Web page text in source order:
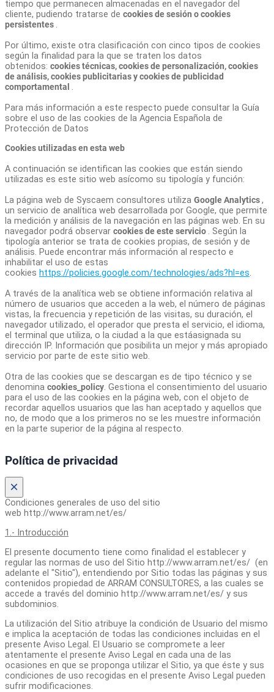
tiempo que permanecen almacenadas en el navegador del
cliente, pudiendo tratarse de cookies de sesión o cookies
persistentes .
Por último, existe otra clasificación con cinco tipos de cookies
según la finalidad para la que se traten los datos
obtenidos: cookies técnicas, cookies de personalización, cookies
de análisis, cookies publicitarias y cookies de publicidad
comportamental .
Para más información a este respecto puede consultar la Guía
sobre el uso de las cookies de la Agencia Española de
Protección de Datos
Cookies utilizadas en esta web
A continuación se identifican las cookies que están siendo
utilizadas es este sitio web asícomo su tipología y función:
La página web de Syscaem consultores utiliza Google Analytics,
un servicio de analítica web desarrollada por Google, que permite
la medición y análisis de la navegación en las páginas web. En su
navegador podrá observar cookies de este servicio . Según la
tipología anterior se trata de cookies propias, de sesión y de
análisis. Puede encontrar más información al respecto e
inhabilitar el uso de estas
cookies https://policies.google.com/technologies/ads?hl=es.
A través de la analítica web se obtiene información relativa al
número de usuarios que acceden a la web, el número de páginas
vistas, la frecuencia y repetición de las visitas, su duración, el
navegador utilizado, el operador que presta el servicio, el idioma,
el terminal que utiliza, o la ciudad a la que estáasignada su
dirección IP. Información que posibilita un mejor y más apropiado
servicio por parte de este sitio web.
Otra de las cookies que se descargan es de tipo técnico y se
denomina cookies_policy. Gestiona el consentimiento del usuario
para el uso de las cookies en la página web, con el objeto de
recordar aquellos usuarios que las han aceptado y aquellos que
no, de modo que a los primeros no se les muestre información
en la parte superior de la página al respecto.
Política de privacidad
×
Condiciones generales de uso del sitio
web http://www.arram.net/es/
1.- Introducción
El presente documento tiene como finalidad el establecer y
regular las normas de uso del Sitio http://www.arram.net/es/ (en
adelante el "Sitio"), entendiendo por Sitio todas las páginas y sus
contenidos propiedad de ARRAM CONSULTORES, a las cuales se
accede a través del dominio http://www.arram.net/es/ y sus
subdominios.
La utilización del Sitio atribuye la condición de Usuario del mismo
e implica la aceptación de todas las condiciones incluidas en el
presente Aviso Legal. El Usuario se compromete a leer
atentamente el presente Aviso Legal en cada una de las
ocasiones en que se proponga utilizar el Sitio, ya que éste y sus
condiciones de uso recogidas en el presente Aviso Legal pueden
sufrir modificaciones.